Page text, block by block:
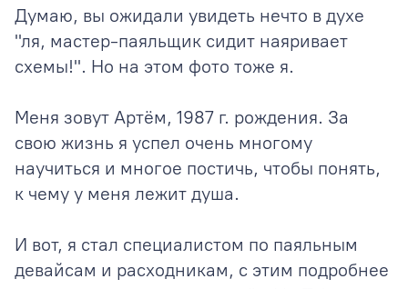
Думаю, вы ожидали увидеть нечто в духе
"ля, мастер-паяльщик сидит наяривает
схемы!". Но на этом фото тоже я.
Меня зовут Артём, 1987 г. рождения. За
свою жизнь я успел очень многому
научиться и многое постичь, чтобы понять,
к чему у меня лежит душа.
И вот, я стал специалистом по паяльным
девайсам и расходникам, с этим подробнее